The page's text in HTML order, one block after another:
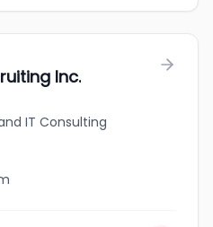
Inc.
IT Consulting